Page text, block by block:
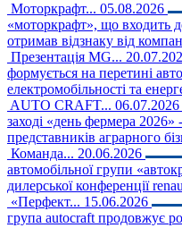
Моторкрафт... 05.08.2026
«моторкрафт», що входить
отримав відзнаку від
Презентація MG...
формується на перетині
електромобільності та
AUTO CRAFT... 06.07.2026
заході «день фермера 2026»
представників аграрного
Команда... 20.06.2026
автомобільної групи
дилерської конференції
«Перфект... 15.06.2026
група autocraft продовжує